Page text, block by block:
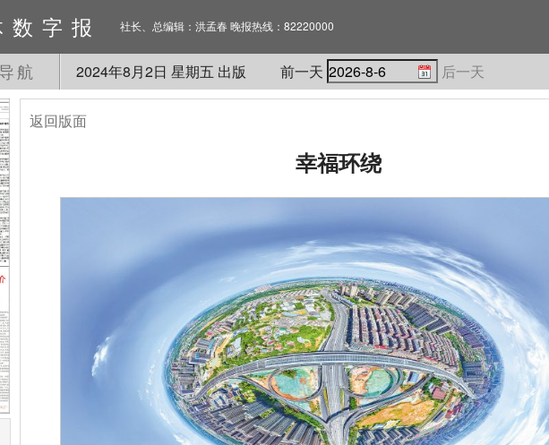
数字报 社长、总编辑：洪孟春 晚报热线：82220000
航 2024年8月2日 星期五 出版 前一天 后一天
返回版面
幸福环绕